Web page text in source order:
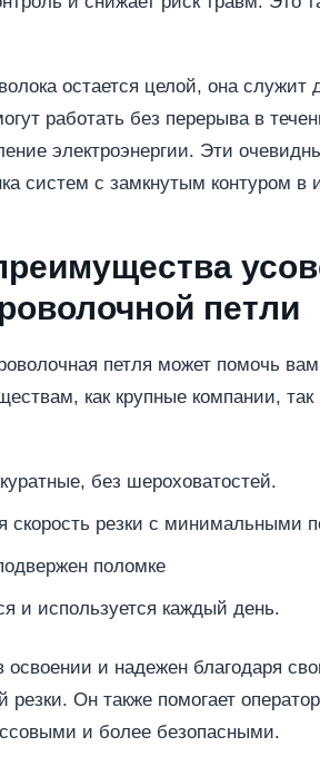
остается целой, она
работать без перерыва в
электроэнергии. Эти
систем с замкнутым контуром в
петли
петля может помочь
как крупные компании,
без шероховатостей.
скорость резки с минимальными
поломке
и используется каждый день.
освоении и надежен благодаря
резки. Он также помогает
и более безопасными.